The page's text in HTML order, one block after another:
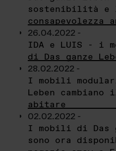
sostenibilità e
consapevolezza
26.04.2022 -
IDA e LUIS - i
di Das ganze
28.02.2022 -
I mobili
Leben cambiano
abitare
02.02.2022 -
I mobili di Das
sono ora